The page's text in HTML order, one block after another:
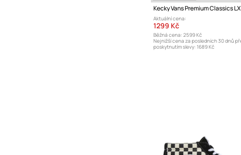
Aktuální cena:
1299 Kč
Běžná cena: 2599 Kč
Nejnižší cena za posledních 30 dnů
poskytnutím slevy: 1689 Kč